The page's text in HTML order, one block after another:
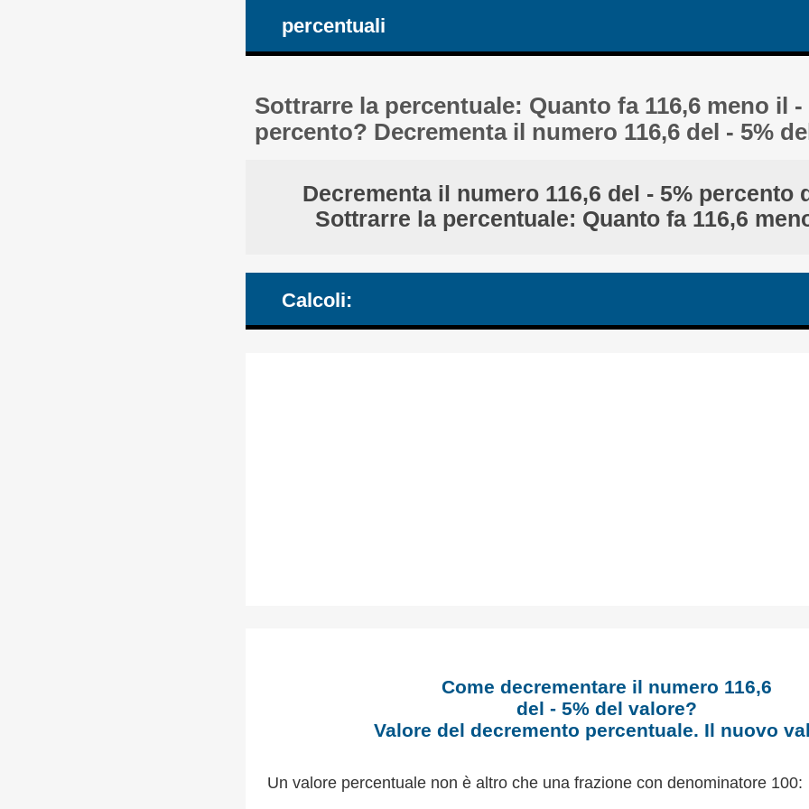
percentuali
Sottrarre la percentuale: Quanto fa 116,6 meno il -
percento? Decrementa il numero 116,6 del - 5%
Decrementa il numero 116,6 del - 5% percento
Sottrarre la percentuale: Quanto fa 116,6
Calcoli:
Come decrementare il numero 116,6
del - 5% del valore?
Valore del decremento percentuale. Il nuovo
Un valore percentuale non è altro che una frazione con denominatore 100: